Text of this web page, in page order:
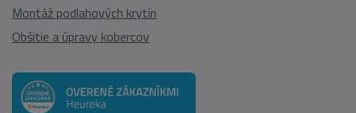
Montáž podlahových krytín
Obšitie a úpravy kobercov